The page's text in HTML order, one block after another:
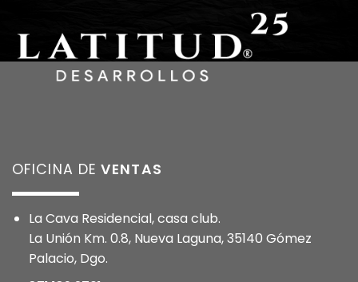
OFICINA DE VENTAS
La Cava Residencial, casa club.
La Unión Km. 0.8, Nueva Laguna, 35140 Gómez
Palacio, Dgo.